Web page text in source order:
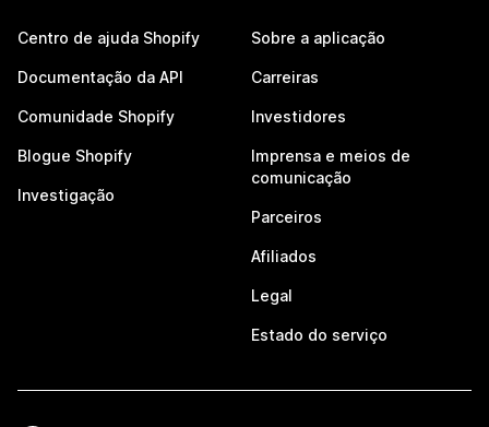
Centro de ajuda Shopify
Documentação da API
Comunidade Shopify
Blogue Shopify
Investigação
Sobre a aplicação
Carreiras
Investidores
Imprensa e meios de
comunicação
Parceiros
Afiliados
Legal
Estado do serviço